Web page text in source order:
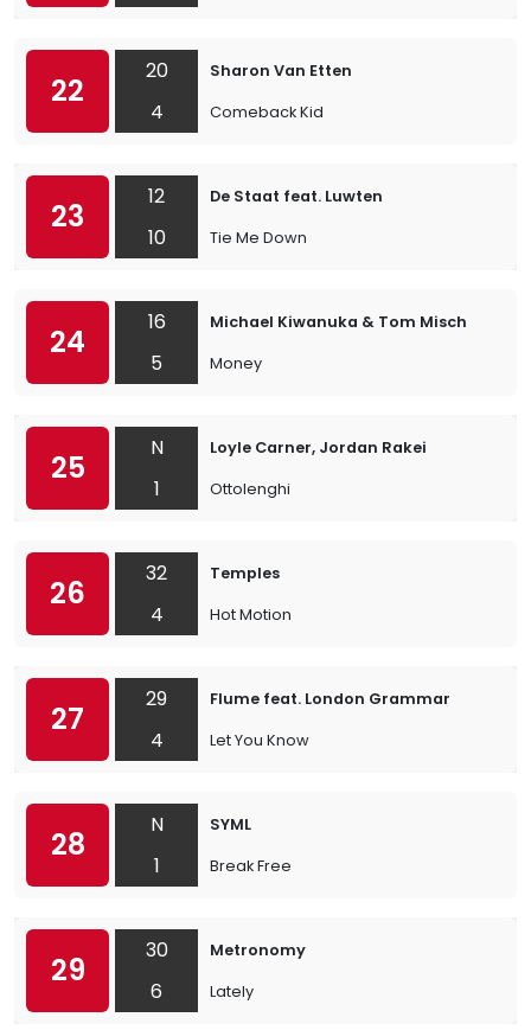
22
20
4
Sharon Van Etten
Comeback Kid
23
12
10
De Staat feat. Luwten
Tie Me Down
24
16
5
Michael Kiwanuka & Tom Misch
Money
25
N
1
Loyle Carner, Jordan Rakei
Ottolenghi
26
32
4
Temples
Hot Motion
27
29
4
Flume feat. London Grammar
Let You Know
28
N
1
SYML
Break Free
29
30
6
Metronomy
Lately